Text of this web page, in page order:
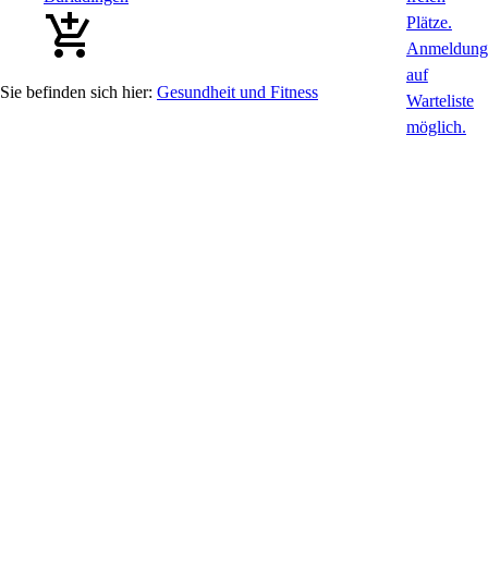
Gesundheit und Fitness